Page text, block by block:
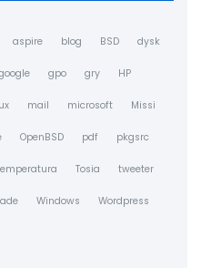
aspire blog BSD dysk
gpo gry HP
mail microsoft Missi
OpenBSD pdf pkgsrc
Tosia tweeter
Windows Wordpress